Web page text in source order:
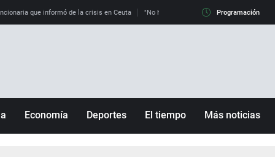
que informó de la crisis en Ceuta "No hay mafias, que no nos engañen":
Programación
Economía Deportes El tiempo Más noticias